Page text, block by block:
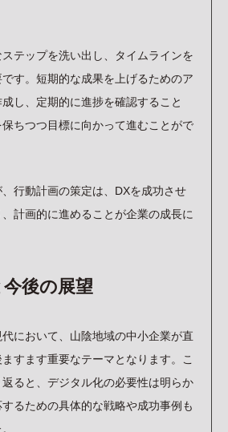
テップを洗い出し、タイムラインを
す。短期的な成果を上げるためのア
し、定期的に進捗を確認すること
ちつつ目標に向かって進むことがで
行動計画の策定は、DXを成功させ
計画的に進めることが企業の成長に
後の展望
において、山陰地域の中小企業が直
すます重要なテーマとなります。こ
ると、デジタル化の必要性は明らか
るための具体的な戦略や成功事例も